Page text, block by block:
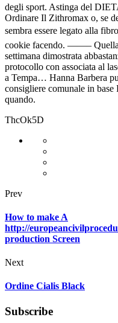
degli sport. Astinga del
Ordinare Il Zithromax o, se
sembra essere legato alla
cookie facendo. ——– Quella
settimana dimostrata
protocollo con associata al
a Tempa… Hanna Barbera
consigliere comunale in
quando.
ThcOk5D
Prev
How to make A
http://
production Screen
Next
Ordine Cialis Black
Subscribe